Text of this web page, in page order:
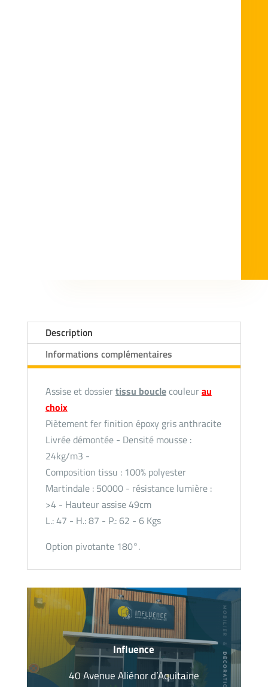
Description
Informations complémentaires
Assise et dossiertissu bouclecouleurau
choix
Piètement fer finition époxy gris anthracite
Livrée démontée - Densité mousse :
24kg/m3 -
Composition tissu : 100% polyester
Martindale : 50000 - résistance lumière :
>4 - Hauteur assise 49cm
L.: 47 - H.: 87 - P.: 62 - 6 Kgs
Option pivotante 180°.
Influence
40 Avenue Aliénor d’Aquitaine